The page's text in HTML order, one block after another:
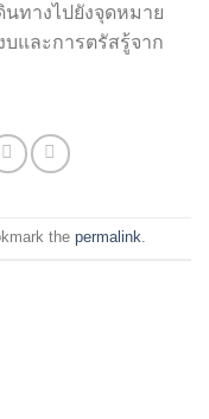
นทางไปยังจุดหมาย
และการตรัสรู้จาก
the permalink.